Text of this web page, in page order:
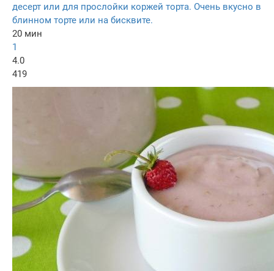
десерт или для прослойки коржей торта. Очень вкусно в
блинном торте или на бисквите.
20 мин
1
4.0
419